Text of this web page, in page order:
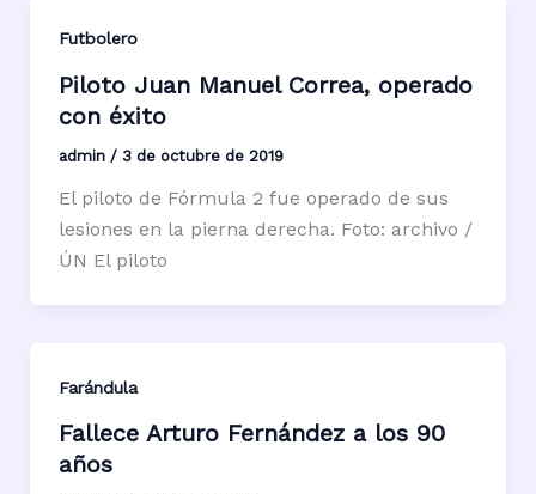
Futbolero
Piloto Juan Manuel Correa, operado
con éxito
admin / 3 de octubre de 2019
El piloto de Fórmula 2 fue operado de sus
lesiones en la pierna derecha. Foto: archivo /
ÚN El piloto
Farándula
Fallece Arturo Fernández a los 90
años